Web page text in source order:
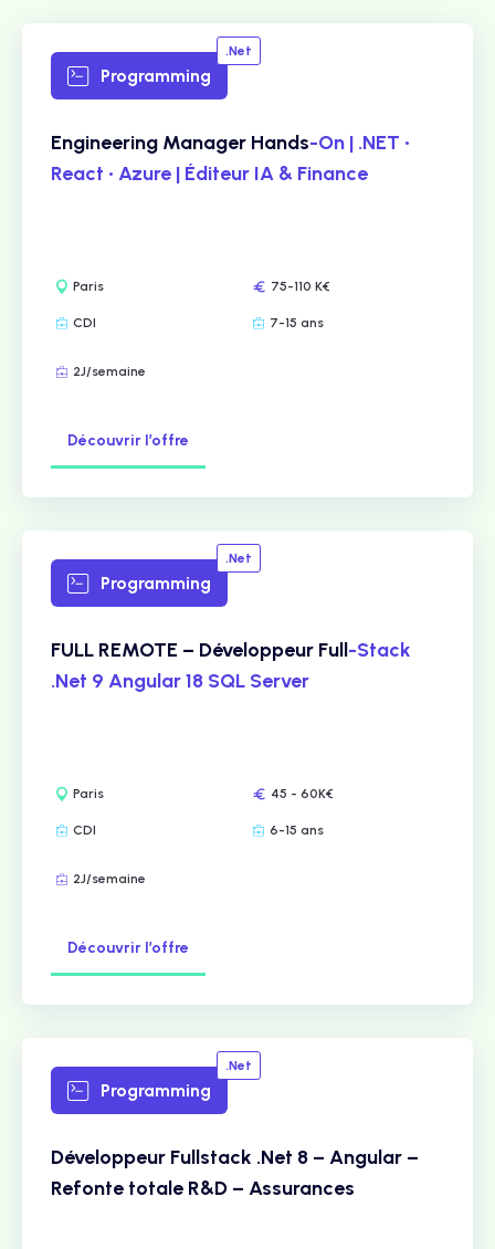
Programming
.Net
Engineering Manager Hands-On | .NET •
React • Azure | Éditeur IA & Finance
Paris 75-110 K€
CDI 7-15 ans
2J/semaine
Découvrir l’offre
Programming
.Net
FULL REMOTE – Développeur Full-Stack
.Net 9 Angular 18 SQL Server
Paris 45 - 60K€
CDI 6-15 ans
2J/semaine
Découvrir l’offre
Programming
.Net
Développeur Fullstack .Net 8 – Angular –
Refonte totale R&D – Assurances